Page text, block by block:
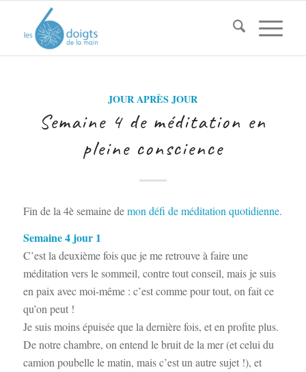
JOUR APRÈS JOUR
Semaine 4 de méditation en
pleine conscience
Fin de la 4è semaine demon défi de méditation quotidienne.
Semaine 4 jour 1
C’est la deuxième fois que je me retrouve à faire une
méditation vers le sommeil, contre tout conseil, mais je suis
en paix avec moi-même : c’est comme pour tout, on fait ce
qu’on peut !
Je suis moins épuisée que la dernière fois, et en profite plus.
De notre chambre, on entend le bruit de la mer (et celui du
camion poubelle le matin, mais c’est un autre sujet !), et